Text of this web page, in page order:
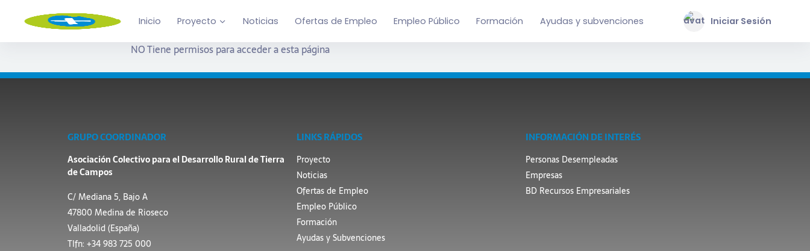
Inicio Proyecto Noticias Ofertas de Empleo Empleo Público Formación Ayudas y subvenciones Iniciar Sesión
NO Tiene permisos para acceder a esta página
GRUPO COORDINADOR
Asociación Colectivo para el Desarrollo Rural de Tierra
de Campos
C/ Mediana 5, Bajo A
47800 Medina de Rioseco
Valladolid (España)
Tlfn: +34 983 725 000
LINKS RÁPIDOS
Proyecto
Noticias
Ofertas de Empleo
Empleo Público
Formación
Ayudas y Subvenciones
INFORMACIÓN DE INTERÉS
Personas Desempleadas
Empresas
BD Recursos Empresariales